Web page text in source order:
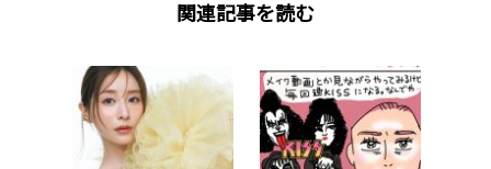
関連記事を読む